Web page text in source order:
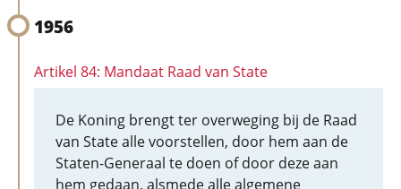
1956
Artikel 84: Mandaat Raad van State
De Koning brengt ter overweging bij de Raad
van State alle voorstellen, door hem aan de
Staten-Generaal te doen of door deze aan
hem gedaan, alsmede alle algemene